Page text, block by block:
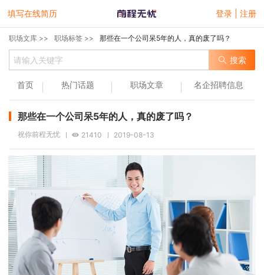
填写在线简历 登录 | 注册
职场文库 >> 职场标签 >> 那些在一个公司呆5年的人，真的废了吗？
搜索
首页 热门话题 职场文章 名企招聘信息
那些在一个公司呆5年的人，真的废了吗？
祝你前程无忧 21410 2019-08-13